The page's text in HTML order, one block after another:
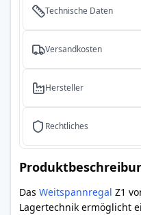
Technische Daten
Versandkosten
Hersteller
Rechtliches
Das Weitspannregal Z1
Lagertechnik ermöglicht